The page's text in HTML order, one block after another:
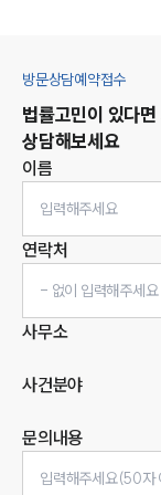
방문상담예약접수
법률고민이 있다
상담해보세요
이름
연락처
사무소
사건분야
문의내용